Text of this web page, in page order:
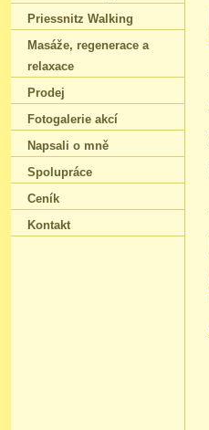
Priessnitz Walking
Masáže‚ regenerace a
relaxace
Prodej
Fotogalerie akcí
Napsali o mně
Spolupráce
Ceník
Kontakt